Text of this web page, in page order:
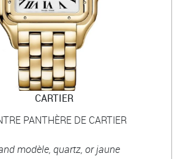
CARTIER
PANTHÈRE DE CARTIER
modèle, quartz, or jaune